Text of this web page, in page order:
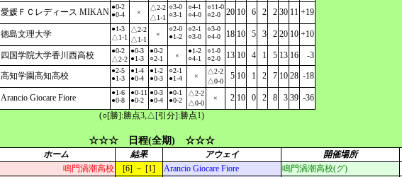
愛媛ＦＣレディース MIKAN
●0-2
●0-4
×
△2-2
△1-1
○3-0
○3-1
○4-1
○4-0
○11-0
○2-0
20 10 6 2 2 30 11 +19
徳島文理大学
●1-3
△1-1
△2-2
△1-1
×
○2-0
●1-2
○2-1
○3-0
○3-0
○4-0
18 10 5 3 2 20 10 +10
四国学院大学香川西高校
●0-2
△2-2
●0-3
●1-3
●0-2
○2-1
×
●1-2
○4-1
○1-0
○2-0
13 10 4 1 5 13 16 -3
高知学園高知高校
●2-5
●1-3
●1-4
●0-4
●1-2
●0-3
○2-1
●1-4
×
△2-2
△0-0
5 10 1 2 7 10 28 -18
Arancio Giocare Fiore
●1-6
●0-8
●0-11
●0-2
●0-3
●0-4
●0-1
●0-2
△2-2
△0-0
× 2 10 0 2 8 3 39 -36
(○[勝]:勝点3,△[引分]:勝点1)
☆☆☆ 日程(全期) ☆☆☆
ホーム 結果 アウェイ 開催場所
鳴門渦潮高校 [6] － [1] Arancio Giocare Fiore
鳴門渦潮高校(グ)